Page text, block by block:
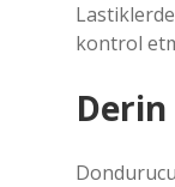
kontrol
Derin